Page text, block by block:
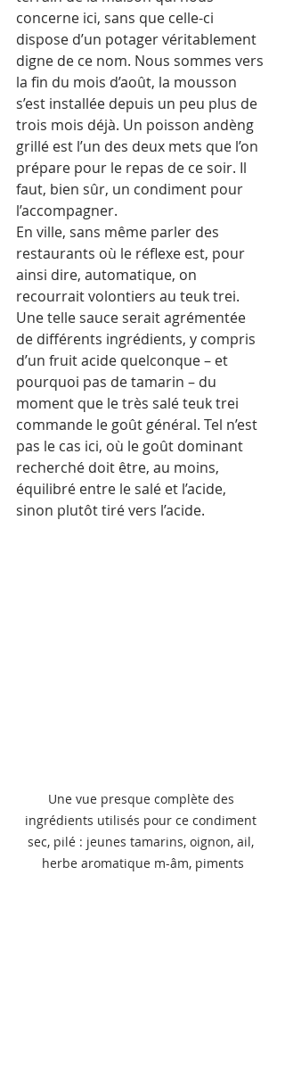
concerne ici, sans que celle-ci
dispose d’un potager véritablement
digne de ce nom. Nous sommes vers
la fin du mois d’août, la mousson
s’est installée depuis un peu plus de
trois mois déjà. Un poisson andèng
grillé est l’un des deux mets que l’on
prépare pour le repas de ce soir. Il
faut, bien sûr, un condiment pour
l’accompagner.
En ville, sans même parler des
restaurants où le réflexe est, pour
ainsi dire, automatique, on
recourrait volontiers au teuk trei.
Une telle sauce serait agrémentée
de différents ingrédients, y compris
d’un fruit acide quelconque – et
pourquoi pas de tamarin – du
moment que le très salé teuk trei
commande le goût général. Tel n’est
pas le cas ici, où le goût dominant
recherché doit être, au moins,
équilibré entre le salé et l’acide,
sinon plutôt tiré vers l’acide.
Une vue presque complète des
ingrédients utilisés pour ce condiment
sec, pilé : jeunes tamarins, oignon, ail,
herbe aromatique m-âm, piments